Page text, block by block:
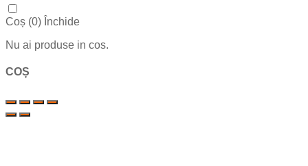
Coș (0) Închide
Nu ai produse in cos.
COȘ